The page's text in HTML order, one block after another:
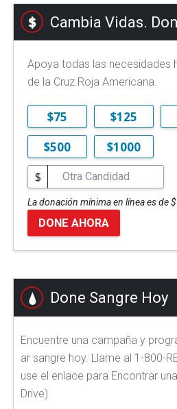
Cambia Vidas.
Apoya todas las necesidades
de la Cruz Roja Americana.
$75 $125
$500
$1000
$
La donación mínima en línea es de
DONE AHORA
Done Sangre Hoy
Encuentre una campaña y
ar sangre hoy. Llame al 1-800-
use el enlace para Encontrar
Drive).